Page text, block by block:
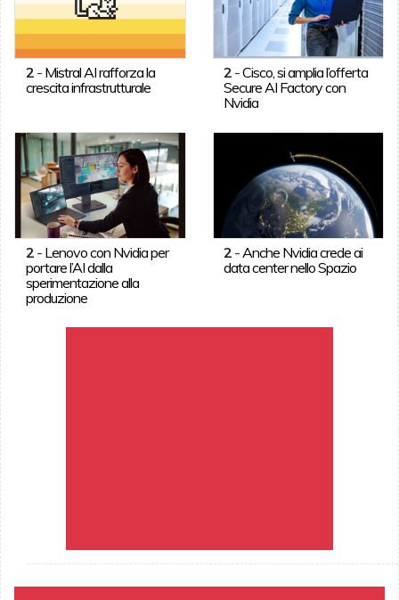
2- Mistral AI rafforza la
crescita infrastrutturale
2 -Cisco, si amplia l’offerta
Secure AI Factory con
Nvidia
2- Lenovo con Nvidia per
portare l’AI dalla
sperimentazione alla
produzione
2 - Anche Nvidia crede ai
data center nello Spazio